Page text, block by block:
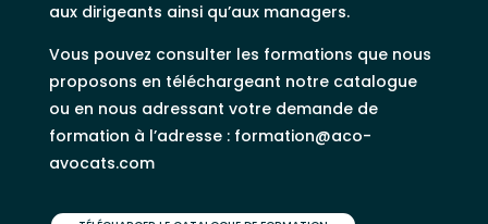
aux dirigeants ainsi qu’aux managers.
Vous pouvez consulter les formations que nous
proposons en téléchargeant notre catalogue
ou en nous adressant votre demande de
formation à l’adresse : formation@aco-
avocats.com